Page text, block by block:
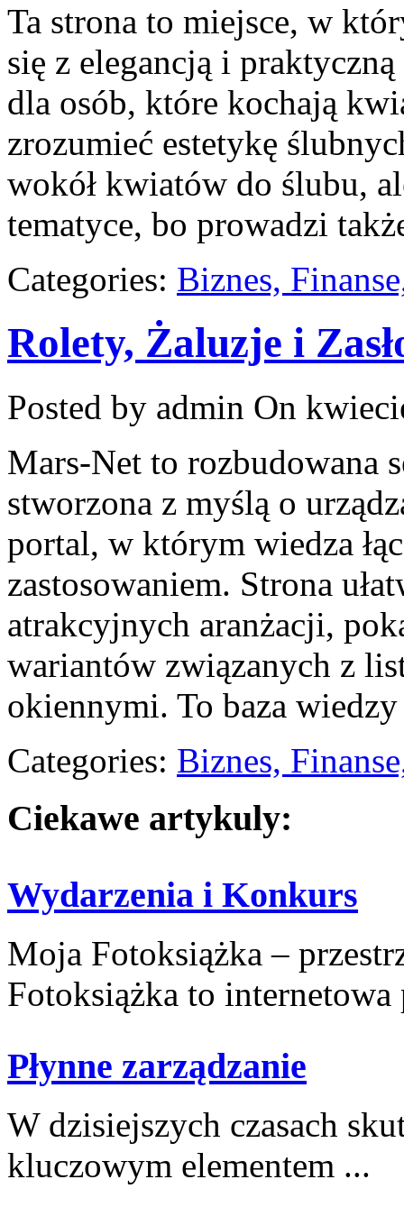
Ta strona to miejsce, w
się z elegancją i
dla osób, które kochają
zrozumieć estetykę
wokół kwiatów do ślubu,
tematyce, bo prowadzi
Categories: Biznes,
Rolety, Żaluzje i
Posted by admin On
Mars-Net to rozbudowana
stworzona z myślą o
portal, w którym wiedza
zastosowaniem. Strona
atrakcyjnych aranżacji,
wariantów związanych z
okiennymi. To baza
Categories: Biznes,
Ciekawe artykuly:
Wydarzenia i Konkurs
Moja Fotoksiążka –
Fotoksiążka to internetowa
Płynne zarządzanie
W dzisiejszych czasach‌
kluczowym ​elementem ...